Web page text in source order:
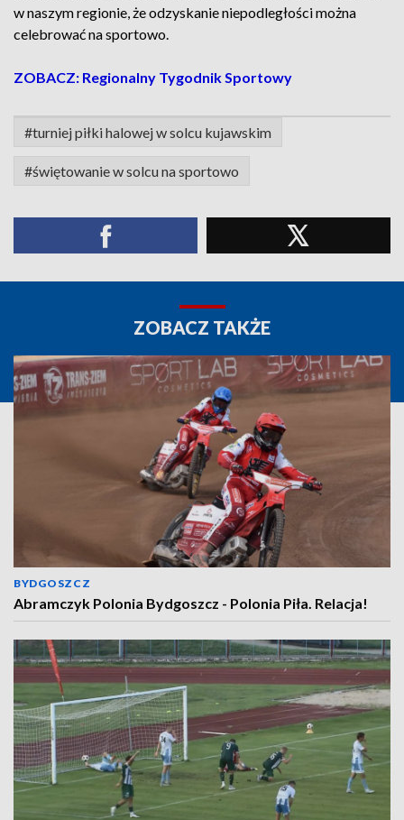
w naszym regionie, że odzyskanie niepodległości można
celebrować na sportowo.
ZOBACZ: Regionalny Tygodnik Sportowy
#turniej piłki halowej w solcu kujawskim
#świętowanie w solcu na sportowo
ZOBACZ TAKŻE
BYDGOSZCZ
Abramczyk Polonia Bydgoszcz - Polonia Piła. Relacja!